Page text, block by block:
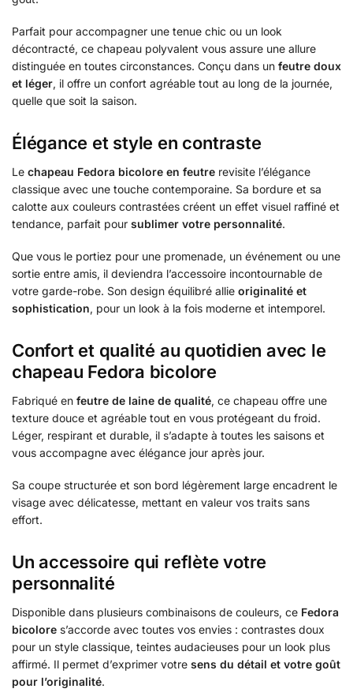
Parfait pour accompagner une tenue chic ou un look
décontracté, ce chapeau polyvalent vous assure une allure
distinguée en toutes circonstances. Conçu dans un feutre doux
et léger, il offre un confort agréable tout au long de la journée,
quelle que soit la saison.
Élégance et style en contraste
Le chapeau Fedora bicolore en feutre revisite l’élégance
classique avec une touche contemporaine. Sa bordure et sa
calotte aux couleurs contrastées créent un effet visuel raffiné et
tendance, parfait pour sublimer votre personnalité.
Que vous le portiez pour une promenade, un événement ou une
sortie entre amis, il deviendra l’accessoire incontournable de
votre garde-robe. Son design équilibré allie originalité et
sophistication, pour un look à la fois moderne et intemporel.
Confort et qualité au quotidien avec le
chapeau Fedora bicolore
Fabriqué en feutre de laine de qualité, ce chapeau offre une
texture douce et agréable tout en vous protégeant du froid.
Léger, respirant et durable, il s’adapte à toutes les saisons et
vous accompagne avec élégance jour après jour.
Sa coupe structurée et son bord légèrement large encadrent le
visage avec délicatesse, mettant en valeur vos traits sans
effort.
Un accessoire qui reflète votre
personnalité
Disponible dans plusieurs combinaisons de couleurs, ce Fedora
bicolore s’accorde avec toutes vos envies : contrastes doux
pour un style classique, teintes audacieuses pour un look plus
affirmé. Il permet d’exprimer votre sens du détail et votre goût
pour l’originalité.